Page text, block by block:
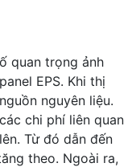
quan trọng ảnh
EPS. Khi thị
nguyên liệu.
chi phí liên quan
Từ đó dẫn đến
theo. Ngoài ra,